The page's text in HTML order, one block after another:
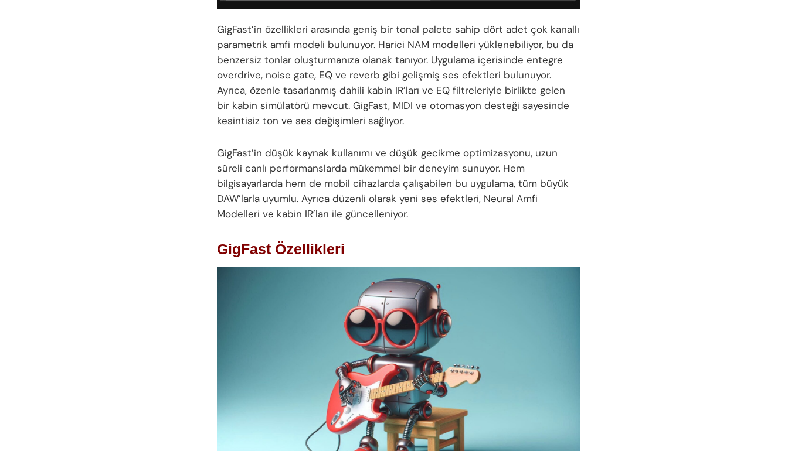
GigFast’in özellikleri arasında geniş bir tonal palete sahip dört adet çok kanallı
parametrik amfi modeli bulunuyor. Harici NAM modelleri yüklenebiliyor, bu da
benzersiz tonlar oluşturmanıza olanak tanıyor. Uygulama içerisinde entegre
overdrive, noise gate, EQ ve reverb gibi gelişmiş ses efektleri bulunuyor.
Ayrıca, özenle tasarlanmış dahili kabin IR’ları ve EQ filtreleriyle birlikte gelen
bir kabin simülatörü mevcut. GigFast, MIDI ve otomasyon desteği sayesinde
kesintisiz ton ve ses değişimleri sağlıyor.
GigFast’in düşük kaynak kullanımı ve düşük gecikme optimizasyonu, uzun
süreli canlı performanslarda mükemmel bir deneyim sunuyor. Hem
bilgisayarlarda hem de mobil cihazlarda çalışabilen bu uygulama, tüm büyük
DAW’larla uyumlu. Ayrıca düzenli olarak yeni ses efektleri, Neural Amfi
Modelleri ve kabin IR’ları ile güncelleniyor.
GigFast Özellikleri